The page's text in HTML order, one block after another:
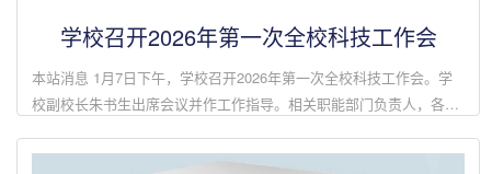
学校召开2026年第一次全校科技工作会
本站消息 1月7日下午，学校召开2026年第一次全校科技工作会。学
校副校长朱书生出席会议并作工作指导。相关职能部门负责人，各学
出台的“十五五”科...